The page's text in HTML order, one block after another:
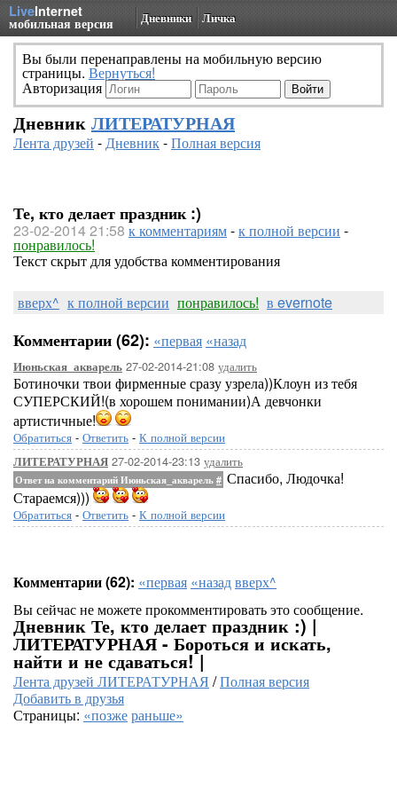
LiveInternet
мобильная версия Дневники Личка
Вы были перенаправлены на мобильную версию
страницы. Вернуться!
Авторизация
Дневник ЛИТЕРАТУРНАЯ
Лента друзей -Дневник-Полная версия
Те, кто делает праздник :)
23-02-2014 21:58 к комментариям-к полной версии -
понравилось!
Текст скрыт для удобства комментирования
вверх^ к полной версии понравилось! в evernote
Комментарии (62): «первая «назад
Июньская_акварель 27-02-2014-21:08 удалить
Ботиночки твои фирменные сразу узрела))Клоун из тебя
СУПЕРСКИЙ!(в хорошем понимании)А девчонки
артистичные!
Обратиться - Ответить - К полной версии
ЛИТЕРАТУРНАЯ 27-02-2014-23:13 удалить
Ответ на комментарий Июньская_акварель # Спасибо, Людочка!
Стараемся)))
Обратиться - Ответить - К полной версии
Комментарии (62): «первая «назадвверх^
Вы сейчас не можете прокомментировать это сообщение.
Дневник Те, кто делает праздник :) |
ЛИТЕРАТУРНАЯ - Бороться и искать,
найти и не сдаваться! |
Лента друзей ЛИТЕРАТУРНАЯ /Полная версия
Добавить в друзья
Страницы: «позжераньше»